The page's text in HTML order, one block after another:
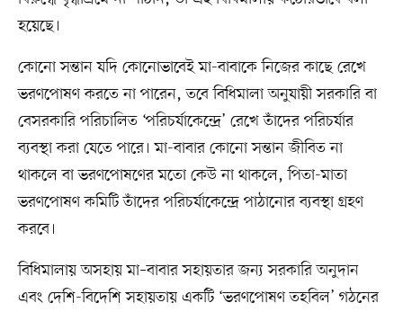
হয়েছে।
কোনো সন্তান যদি কোনোভাবেই মা-বাবাকে নিজের কাছে রেখে
ভরণপোষণ করতে না পারেন, তবে বিধিমালা অনুযায়ী সরকারি বা
বেসরকারি পরিচালিত ‘পরিচর্যাকেন্দ্রে’ রেখে তাঁদের পরিচর্যার
ব্যবস্থা করা যেতে পারে। মা-বাবার কোনো সন্তান জীবিত না
থাকলে বা ভরণপোষণের মতো কেউ না থাকলে, পিতা-মাতা
ভরণপোষণ কমিটি তাঁদের পরিচর্যাকেন্দ্রে পাঠানোর ব্যবস্থা গ্রহণ
করবে।
বিধিমালায় অসহায় মা–বাবার সহায়তার জন্য সরকারি অনুদান
এবং দেশি-বিদেশি সহায়তায় একটি ‘ভরণপোষণ তহবিল’ গঠনের